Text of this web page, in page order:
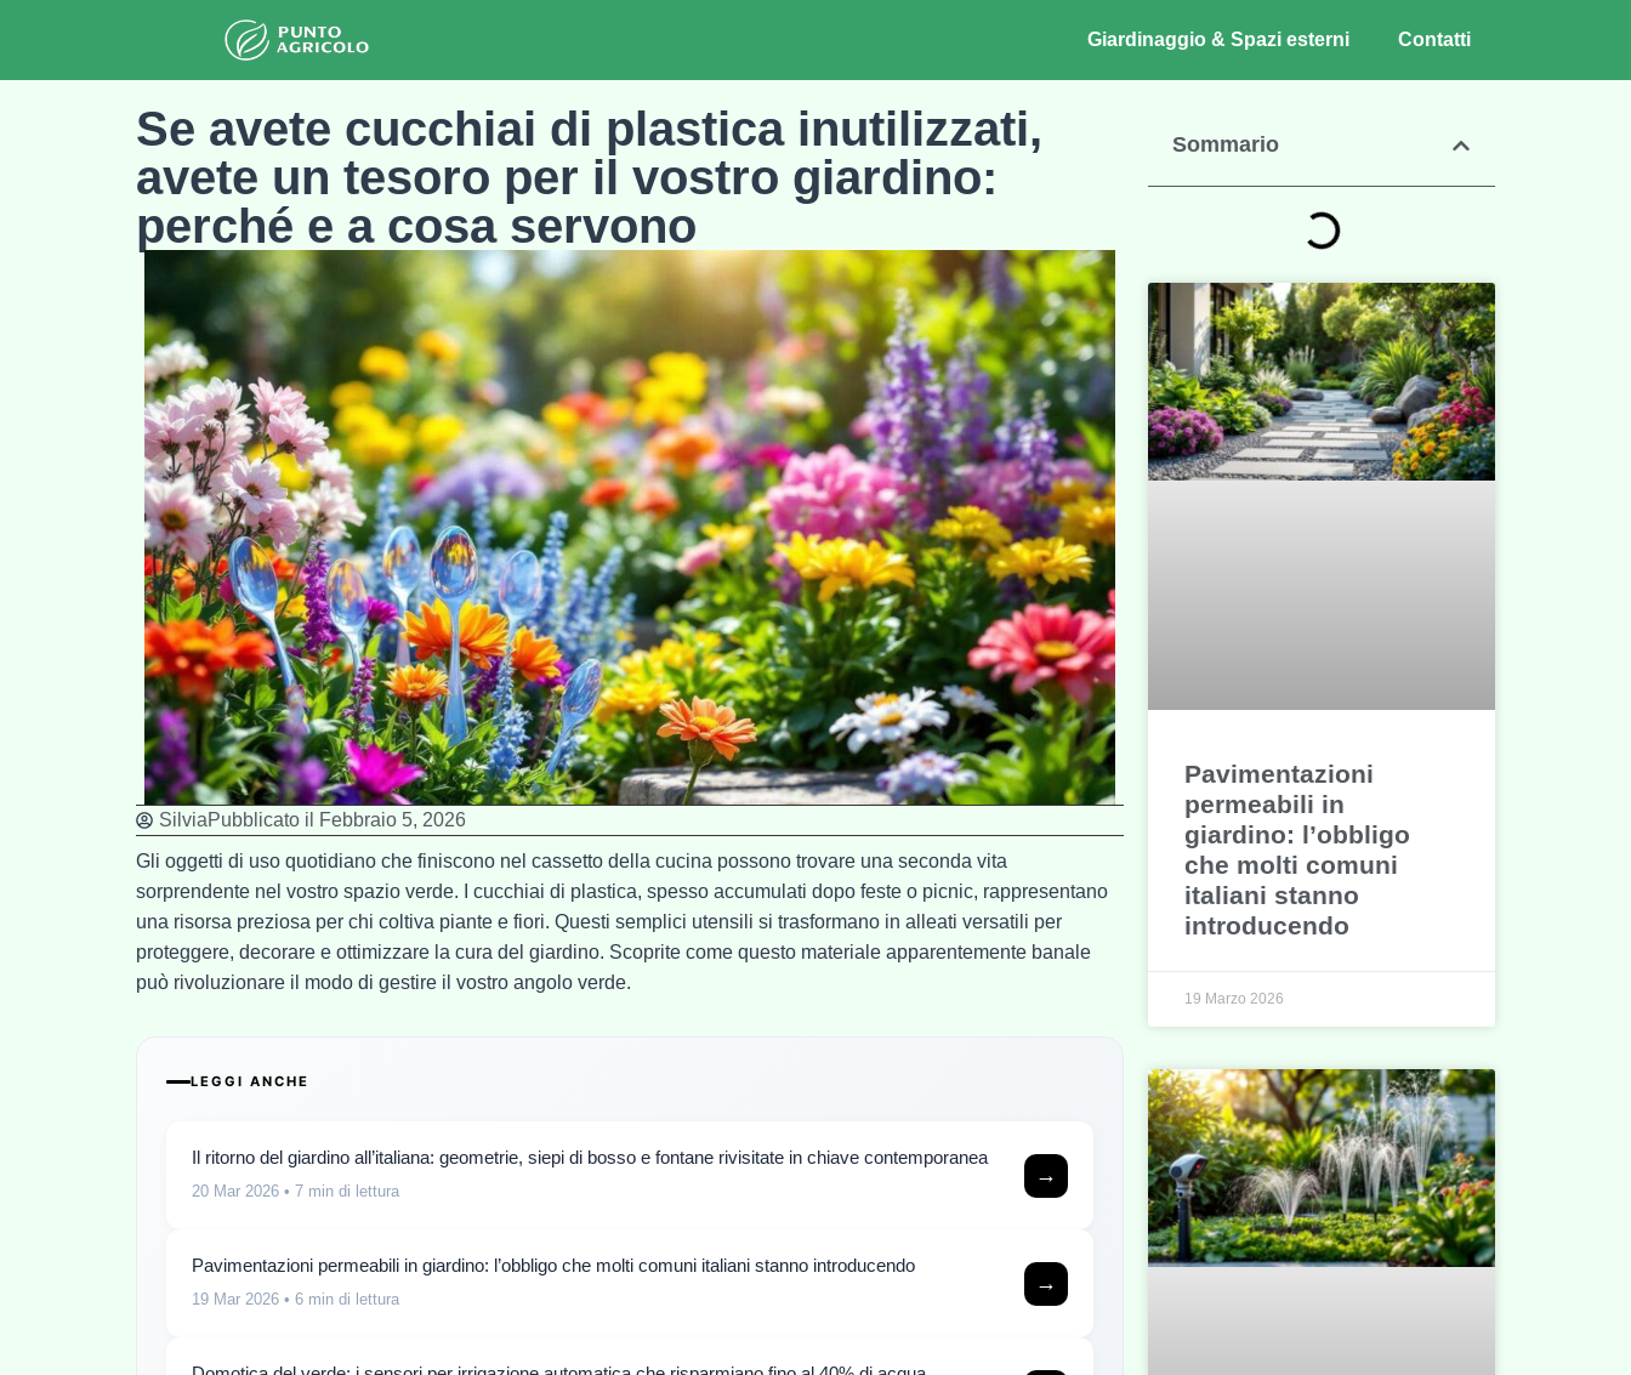
Giardinaggio & Spazi esterni Contatti
Sommario
Pavimentazioni
permeabili in
giardino: l’obbligo
che molti comuni
italiani stanno
introducendo
19 Marzo 2026
Se avete cucchiai di plastica inutilizzati,
avete un tesoro per il vostro giardino:
perché e a cosa servono
SilviaPubblicato il
Febbraio 5, 2026
Gli oggetti di uso quotidiano che finiscono nel cassetto della cucina possono trovare una seconda vita
sorprendente nel vostro spazio verde. I cucchiai di plastica, spesso accumulati dopo feste o picnic, rappresentano
una risorsa preziosa per chi coltiva piante e fiori. Questi semplici utensili si trasformano in alleati versatili per
proteggere, decorare e ottimizzare la cura del giardino. Scoprite come questo materiale apparentemente banale
può rivoluzionare il modo di gestire il vostro angolo verde.
LEGGI ANCHE
Il ritorno del giardino all’italiana: geometrie, siepi di bosso e fontane rivisitate in chiave contemporanea
20 Mar 2026 • 7 min di lettura
→
Pavimentazioni permeabili in giardino: l’obbligo che molti comuni italiani stanno introducendo
19 Mar 2026 • 6 min di lettura
→